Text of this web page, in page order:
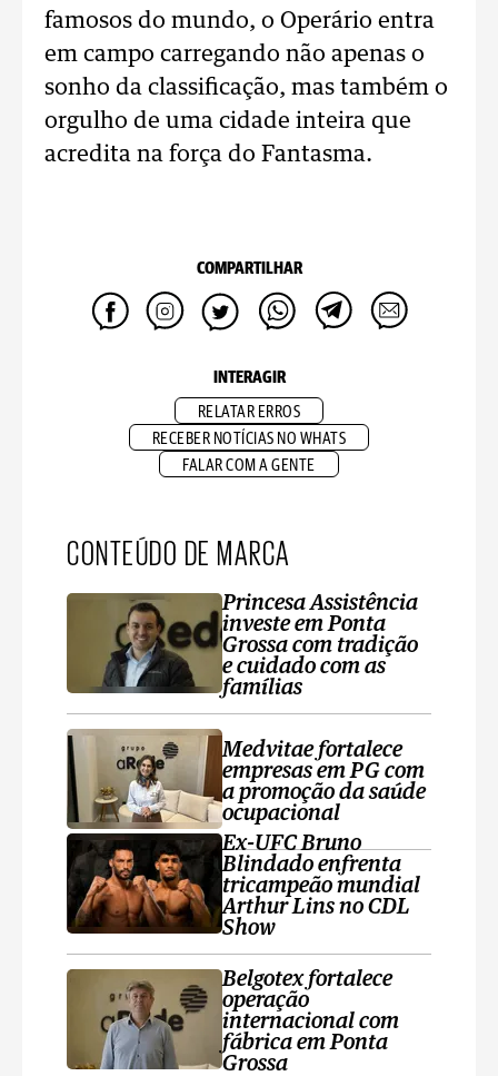
famosos do mundo, o Operário entra
em campo carregando não apenas o
sonho da classificação, mas também o
orgulho de uma cidade inteira que
acredita na força do Fantasma.
COMPARTILHAR
INTERAGIR
RELATAR ERROS
RECEBER NOTÍCIAS NO WHATS
FALAR COM A GENTE
CONTEÚDO DE MARCA
Princesa Assistência
investe em Ponta
Grossa com tradição
e cuidado com as
famílias
Medvitae fortalece
empresas em PG com
a promoção da saúde
ocupacional
Ex-UFC Bruno
Blindado enfrenta
tricampeão mundial
Arthur Lins no CDL
Show
Belgotex fortalece
operação
internacional com
fábrica em Ponta
Grossa